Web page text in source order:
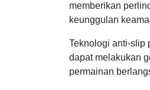
memberikan
keunggulan
Teknologi anti-slip
dapat melakukan
permainan